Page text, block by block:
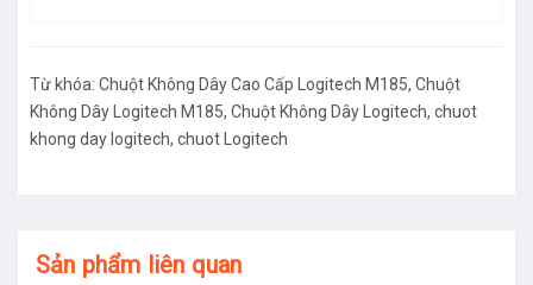
Từ khóa: Chuột Không Dây Cao Cấp Logitech M185, Chuột
Không Dây Logitech M185, Chuột Không Dây Logitech, chuot
khong day logitech, chuot Logitech
Sản phẩm liên quan